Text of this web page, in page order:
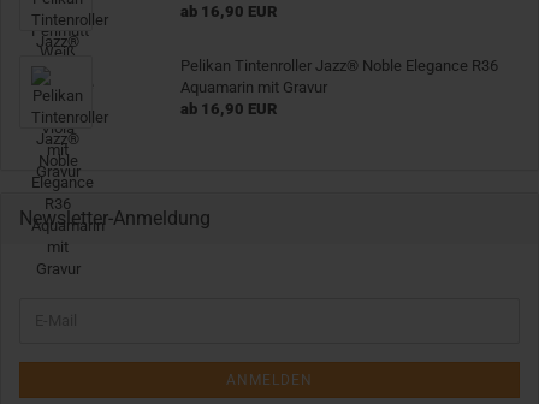
ab 16,90 EUR
Pelikan Tintenroller Jazz® Noble Elegance R36
Aquamarin mit Gravur
ab 16,90 EUR
Newsletter-Anmeldung
ANMELDEN